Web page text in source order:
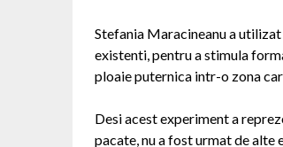
Stefania Maracineanu a
existenti, pentru a stimula
ploaie puternica intr-o zona
Desi acest experiment a
pacate, nu a fost urmat de alte